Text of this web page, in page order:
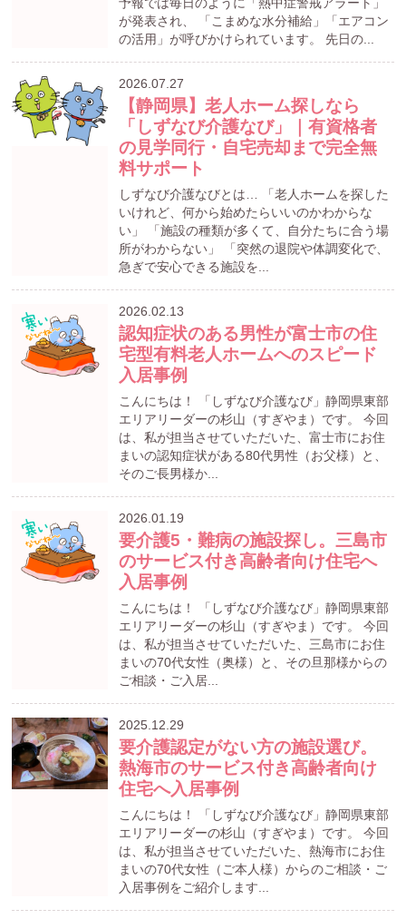
が発表され、 「こまめな水分補給」「エアコン
の活用」が呼びかけられています。 先日の...
2026.07.27
【静岡県】老人ホーム探しなら
「しずなび介護なび」｜有資格者
の見学同行・自宅売却まで完全無
料サポート
しずなび介護なびとは… 「老人ホームを探した
いけれど、何から始めたらいいのかわからな
い」 「施設の種類が多くて、自分たちに合う場
所がわからない」 「突然の退院や体調変化で、
急ぎで安心できる施設を...
2026.02.13
認知症状のある男性が富士市の住
宅型有料老人ホームへのスピード
入居事例
こんにちは！ 「しずなび介護なび」静岡県東部
エリアリーダーの杉山（すぎやま）です。 今回
は、私が担当させていただいた、富士市にお住
まいの認知症状がある80代男性（お父様）と、
そのご長男様か...
2026.01.19
要介護5・難病の施設探し。三島市
のサービス付き高齢者向け住宅へ
入居事例
こんにちは！ 「しずなび介護なび」静岡県東部
エリアリーダーの杉山（すぎやま）です。 今回
は、私が担当させていただいた、三島市にお住
まいの70代女性（奥様）と、その旦那様からの
ご相談・ご入居...
2025.12.29
要介護認定がない方の施設選び。
熱海市のサービス付き高齢者向け
住宅へ入居事例
こんにちは！ 「しずなび介護なび」静岡県東部
エリアリーダーの杉山（すぎやま）です。 今回
は、私が担当させていただいた、熱海市にお住
まいの70代女性（ご本人様）からのご相談・ご
入居事例をご紹介します...